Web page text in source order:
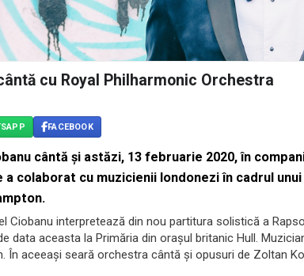
cu Royal Philharmonic Orchestra
FACEBOOK
cântă şi astăzi, 13 februarie 2020, în
a colaborat cu muzicienii londonezi în cadrul
Ciobanu interpretează din nou partitura solistică a
data aceasta la Primăria din oraşul britanic Hull.
În aceeaşi seară orchestra cântă şi opusuri de Zoltan